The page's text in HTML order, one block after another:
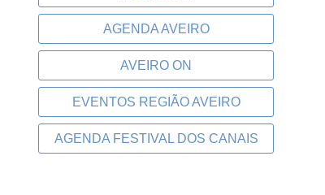
AGENDA AVEIRO
AVEIRO ON
EVENTOS REGIÃO AVEIRO
AGENDA FESTIVAL DOS CANAIS